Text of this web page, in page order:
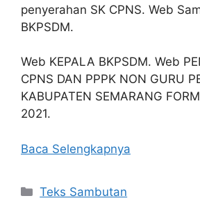
penyerahan SK CPNS. Web
BKPSDM.
Web KEPALA BKPSDM. Web
CPNS DAN PPPK NON GURU
KABUPATEN SEMARANG
2021.
Baca Selengkapnya
Kategori
Teks Sambutan